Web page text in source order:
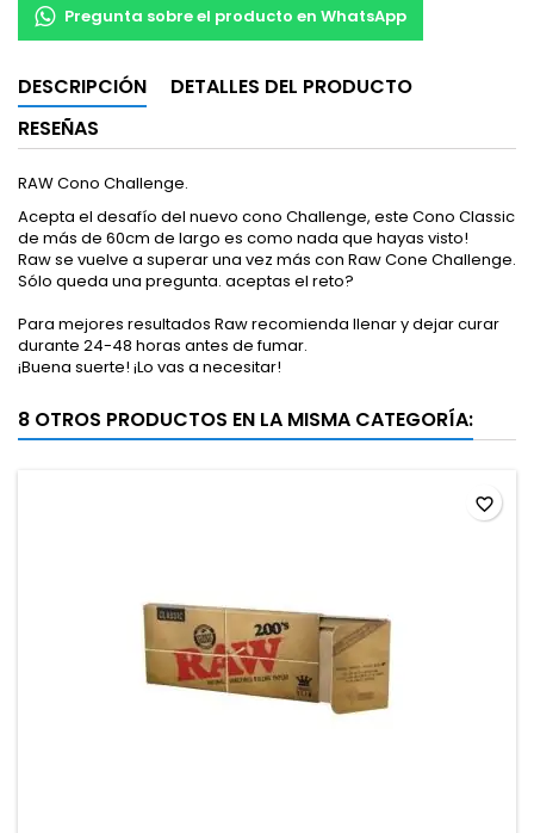
Pregunta sobre el producto en WhatsApp
DESCRIPCIÓN
DETALLES DEL PRODUCTO
RESEÑAS
RAW Cono Challenge.
Acepta el desafío del nuevo cono Challenge, este Cono Classic
de más de 60cm de largo es como nada que hayas visto!
Raw se vuelve a superar una vez más con Raw Cone Challenge.
Sólo queda una pregunta. aceptas el reto?
Para mejores resultados Raw recomienda llenar y dejar curar
durante 24-48 horas antes de fumar.
¡Buena suerte! ¡Lo vas a necesitar!
8 OTROS PRODUCTOS EN LA MISMA CATEGORÍA:
favorite_border